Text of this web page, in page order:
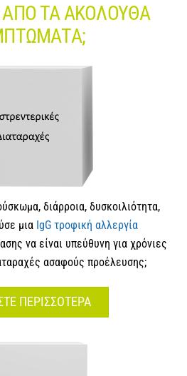
ΤΑ ΑΚΟΛΟΥΘΑ
διάρροια, δυσκοιλιότητα,
μια IgG τροφική αλλεργία
να είναι υπεύθυνη για χρόνιες
ασαφούς προέλευσης;
ΠΕΡΙΣΣΟΤΕΡΑ